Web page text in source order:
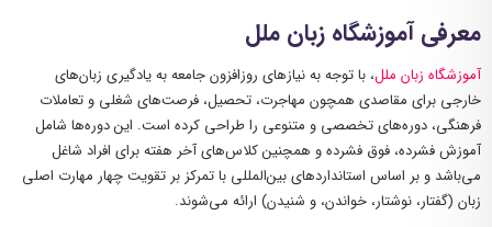
معرفی آموزشگاه زبان‌ ملل
آموزشگاه زبان‌ ملل، با توجه به نیازهای روزافزون جامعه به یادگیری زبان‌های
خارجی برای مقاصدی همچون مهاجرت، تحصیل، فرصت‌های شغلی و تعاملات
فرهنگی، دوره‌های تخصصی و متنوعی را طراحی کرده است. این دوره‌ها شامل
آموزش فشرده، فوق فشرده و همچنین کلاس‌های آخر هفته برای افراد شاغل
می‌باشد و بر اساس استانداردهای بین‌المللی با تمرکز بر تقویت چهار مهارت اصلی
زبان (گفتار، نوشتار، خواندن، و شنیدن) ارائه می‌شوند.